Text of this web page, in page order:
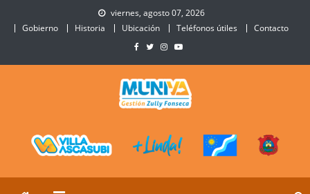
viernes, agosto 07, 2026
Gobierno
Historia Ubicación Teléfonos útiles Contacto
Ascasubi